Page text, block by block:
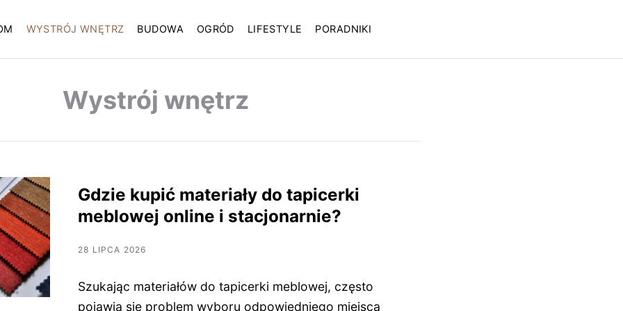
WYSTRÓJ WNĘTRZ BUDOWA OGRÓD LIFESTYLE PORADNIKI
Wystrój wnętrz
Gdzie kupić materiały do tapicerki
meblowej online i stacjonarnie?
28 LIPCA 2026
Szukając materiałów do tapicerki meblowej, często
pojawia się problem wyboru odpowiedniego miejsca